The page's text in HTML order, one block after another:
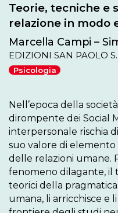
Teorie, tecniche e
relazione in modo
Marcella Campi –
EDIZIONI SAN PAOLO
Psicologia
Nell’epoca della
dirompente dei Social
interpersonale rischia
suo valore di
delle relazioni umane.
fenomeno dilagante, il
teorici della
umana, li arricchisce e